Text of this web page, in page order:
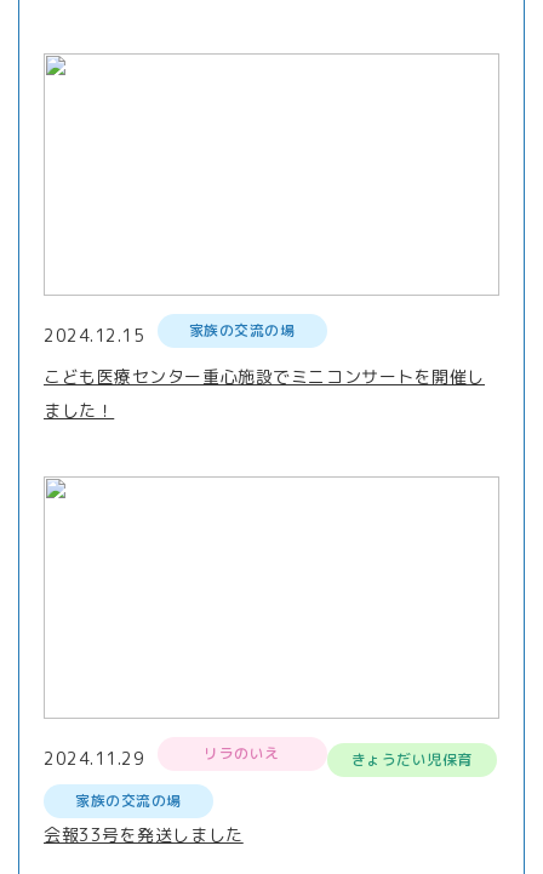
2024.12.15 家族の交流の場
こども医療センター重心施設でミニコンサートを開催し
ました！
2024.11.29 リラのいえ
きょうだい児保育
家族の交流の場
会報33号を発送しました